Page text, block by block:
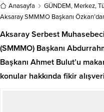
Anasayfa GÜNDEM, Merkez,
Aksaray SMMMO Başkanı
Aksaray Serbest
(SMMMO) Başkanı
Başkanı Ahmet Bulut’u
konular hakkında fikir